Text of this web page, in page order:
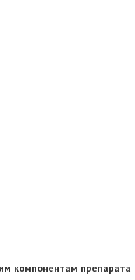
компонентам препарата